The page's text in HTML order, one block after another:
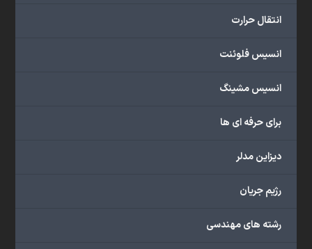
انتقال حرارت
انسیس فلوئنت
انسیس مشینگ
برای حرفه ای ها
دیزاین مدلر
رژیم جریان
رشته های مهندسی
(CFD)
هستند.
ما
گسترده‌ای
با
دانشگاهی،
صنعتی